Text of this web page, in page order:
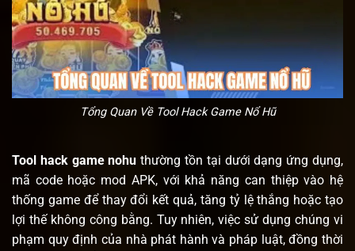
Tổng Quan Về Tool Hack Game Nổ Hũ
Tool hack game nohu thường tồn tại dưới dạng ứng dụng,
mã code hoặc mod APK, với khả năng can thiệp vào hệ
thống game để thay đổi kết quả, tăng tỷ lệ thắng hoặc tạo
lợi thế không công bằng. Tuy nhiên, việc sử dụng chúng vi
phạm quy định của nhà phát hành và pháp luật, đồng thời